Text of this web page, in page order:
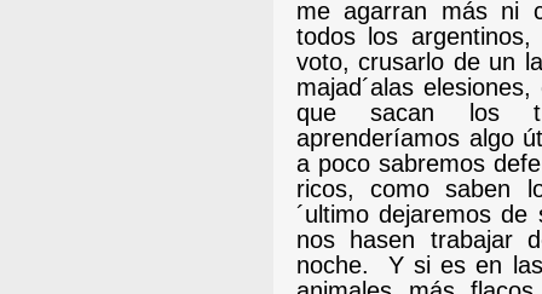
me agarran más ni
todos los
voto, crusarlo de un
majad´alas
que sacan los
aprenderíamos algo
a poco sabremos
ricos, como saben
´ultimo dejaremos
nos hasen trabajar
noche.
Y si es en